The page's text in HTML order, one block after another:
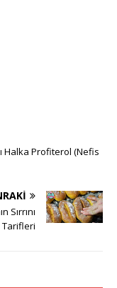
Halka Profiterol (Nefis
Sırrını
Tarifleri